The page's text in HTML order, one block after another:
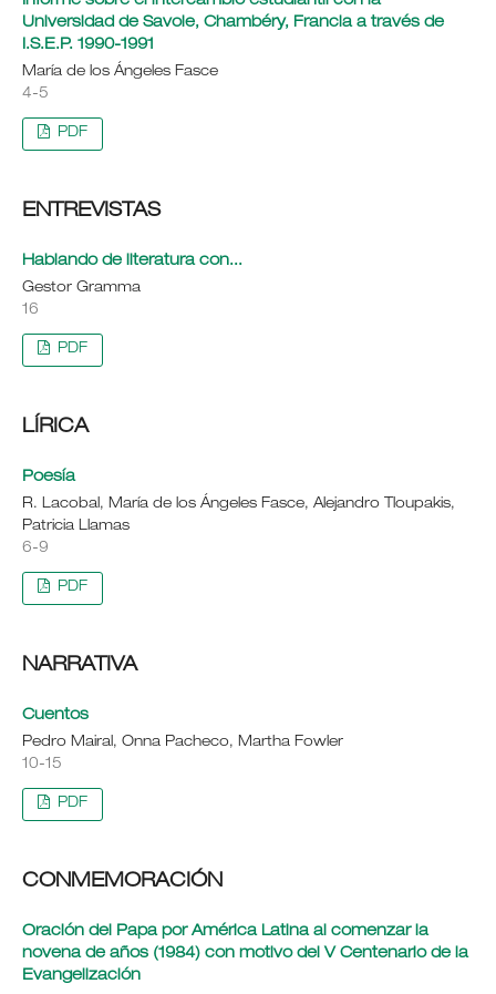
Universidad de Savoie, Chambéry, Francia a través de
I.S.E.P. 1990-1991
María de los Ángeles Fasce
4-5
PDF
ENTREVISTAS
Hablando de literatura con...
Gestor Gramma
16
PDF
LÍRICA
Poesía
R. Lacobal, María de los Ángeles Fasce, Alejandro Tloupakis,
Patricia Llamas
6-9
PDF
NARRATIVA
Cuentos
Pedro Mairal, Onna Pacheco, Martha Fowler
10-15
PDF
CONMEMORACIÓN
Oración del Papa por América Latina al comenzar la
novena de años (1984) con motivo del V Centenario de la
Evangelización